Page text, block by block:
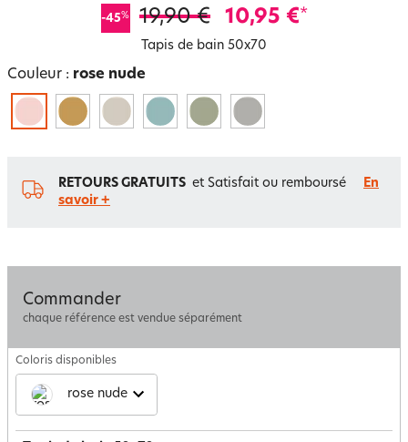
-45% 19,90 € 10,95 €*
Tapis de bain 50x70
Couleur : rose nude
RETOURS GRATUITS et Satisfait ou remboursé
En
savoir +
Commander
chaque référence est vendue séparément
Coloris disponibles
rose nude